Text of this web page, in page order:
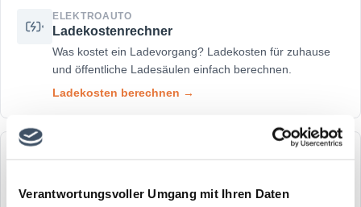
Verantwortungsvoller Umgang mit Ihren Daten
ELEKTROAUTO
Ladekostenrechner
Was kostet ein Ladevorgang? Ladekosten für zuhause
und öffentliche Ladesäulen einfach berechnen.
Ladekosten berechnen →
Pendlerpauschale 2025 berechnen – mit automatischer